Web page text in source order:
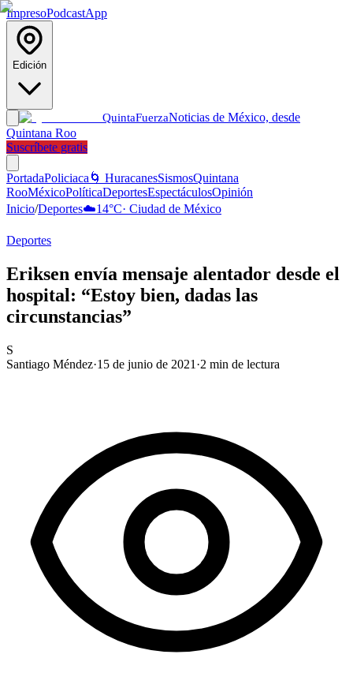
ImpresoPodcastApp
Edición
QuintaFuerzaNoticias de México, desde
Quintana Roo
Suscríbete gratis
PortadaPoliciaca 🌀 HuracanesSismosQuintana
RooMéxicoPolíticaDeportesEspectáculosOpinión
Inicio/Deportes☁️14°C· Ciudad de México
Deportes
Eriksen envía mensaje alentador desde el
hospital: “Estoy bien, dadas las
circunstancias”
S
Santiago Méndez·15 de junio de 2021 ·2 min de lectura